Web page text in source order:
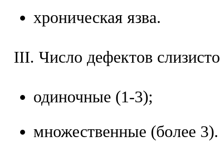
хроническая язва.
III. Число дефектов
одиночные (1-3);
множественные (более 3).